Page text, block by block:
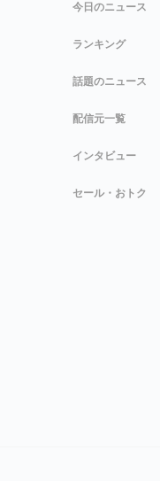
今日のニュース
ランキング
話題のニュース
配信元一覧
インタビュー
セール・おトク